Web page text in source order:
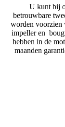
U kunt bij
betrouwbare
worden voorzien
impeller en
hebben in de
maanden